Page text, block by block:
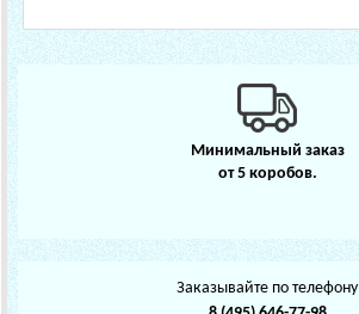
Минимальный заказ
от 5 коробов.
Заказывайте по телефону